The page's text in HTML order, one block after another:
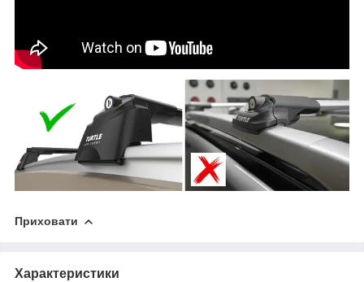
Приховати
Характеристики